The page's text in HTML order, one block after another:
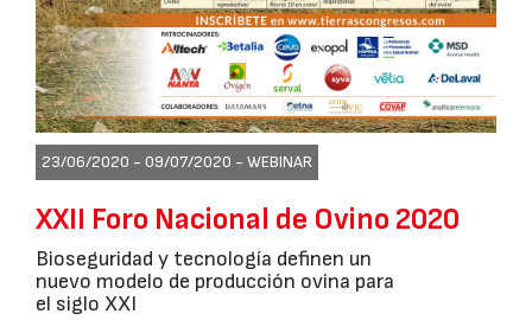
23/06/2020 - 09/07/2020 - WEBINAR
XXII Foro Nacional de Ovino 2020
Bioseguridad y tecnología definen un
nuevo modelo de producción ovina para
el siglo XXI